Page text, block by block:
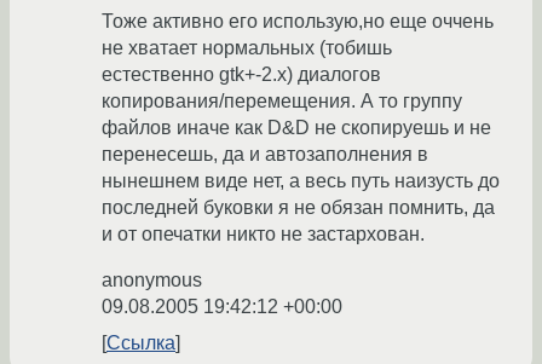
Тоже активно его использую,но еще оччень
не хватает нормальных (тобишь
естественно gtk+-2.x) диалогов
копирования/перемещения. А то группу
файлов иначе как D&D не скопируешь и не
перенесешь, да и автозаполнения в
нынешнем виде нет, а весь путь наизусть до
последней буковки я не обязан помнить, да
и от опечатки никто не застархован.
anonymous
09.08.2005 19:42:12 +00:00
Ссылка